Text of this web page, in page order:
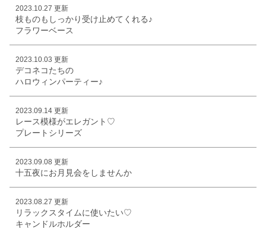
2023.10.27 更新
枝ものもしっかり受け止めてくれる♪
フラワーベース
2023.10.03 更新
デコネコたちの
ハロウィンパーティー♪
2023.09.14 更新
レース模様がエレガント♡
プレートシリーズ
2023.09.08 更新
十五夜にお月見会をしませんか
2023.08.27 更新
リラックスタイムに使いたい♡
キャンドルホルダー